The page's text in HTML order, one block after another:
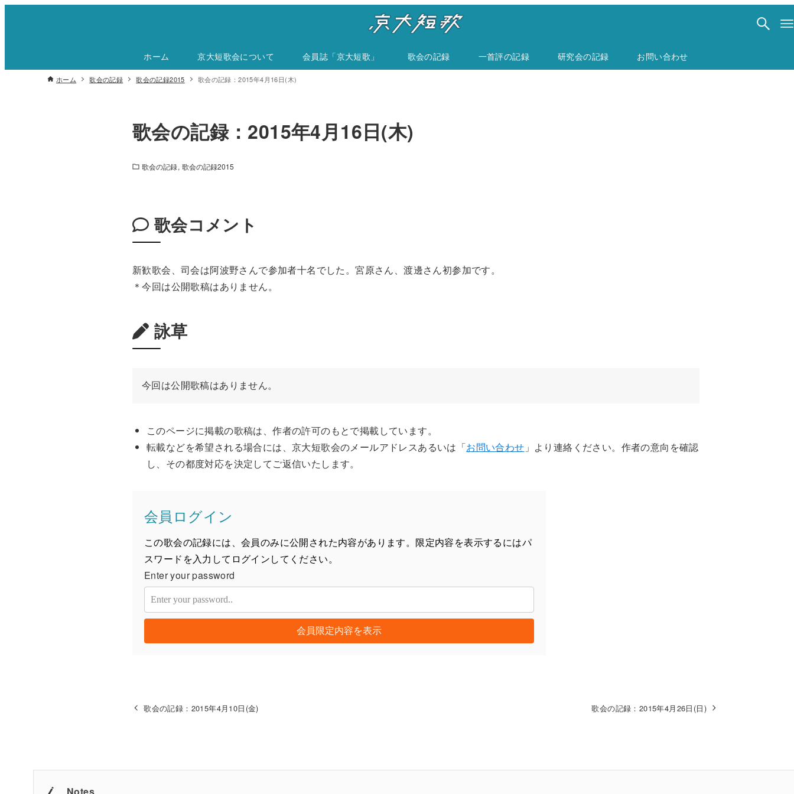
ホーム 京大短歌会について 会員誌「京大短歌」 歌会の記録 一首評の記録 研究会の記録 お問い合わせ
ホーム 歌会の記録 歌会の記録2015 歌会の記録：2015年4月16日(木)
歌会の記録：2015年4月16日(木)
歌会の記録 歌会の記録2015
歌会コメント
新歓歌会、司会は阿波野さんで参加者十名でした。宮原さん、渡邊さん初参加です。
＊今回は公開歌稿はありません。
詠草
今回は公開歌稿はありません。
このページに掲載の歌稿は、作者の許可のもとで掲載しています。
転載などを希望される場合には、京大短歌会のメールアドレスあるいは「お問い合わせ 」より連絡ください。作者の意向を確認
し、その都度対応を決定してご返信いたします。
会員ログイン
この歌会の記録には、会員のみに公開された内容があります。限定内容を表示するにはパ
スワードを入力してログインしてください。
Enter your password
会員限定内容を表示
歌会の記録：2015年4月10日(金) 歌会の記録：2015年4月26日(日)